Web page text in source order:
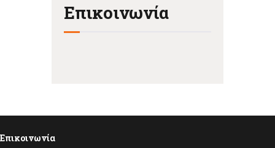
Επικοινωνία
Επικοινωνία